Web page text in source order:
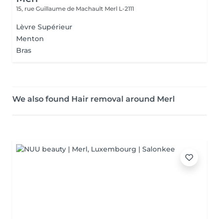
15, rue Guillaume de Machault Merl L-2111
Lèvre Supérieur
Menton
Bras
We also found Hair removal around Merl